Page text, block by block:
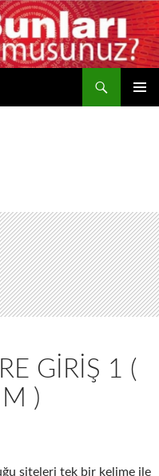
GİRİŞ 1 (
)
siteleri tek bir kelime ile